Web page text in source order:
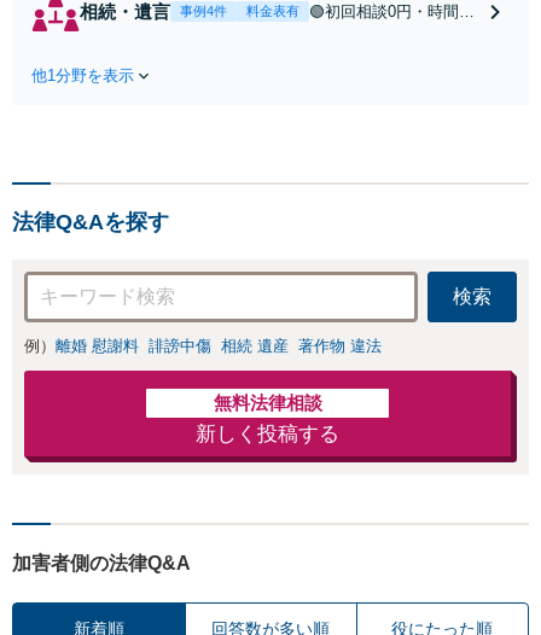
応】中高年離婚／
相続・遺言 事例4件 料金表有
🟢初回相談0円・時間無
弟、親戚とのトラブル
沢駅30秒】
他1分野を表示
法律Q&Aを探す
検索
例） 離婚 慰謝料 誹謗中傷 相続 遺産 著作物 違法
無料法律相談
新しく投稿する
加害者側の法律Q&A
新着順 回答数が多い順 役にたった順